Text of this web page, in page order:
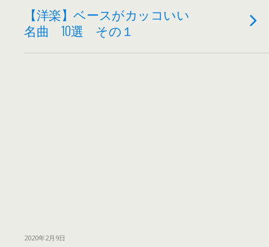
【洋楽】ベースがカッコいい
名曲 10選 その１
2020年2月9日